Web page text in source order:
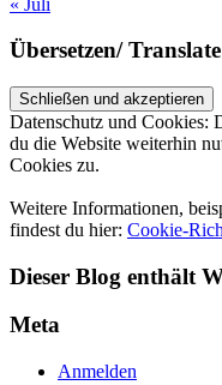
Übersetzen/ Translate
Datenschutz und Cookies:
du die Website weiterhin
Cookies zu.
Weitere Informationen,
findest du hier: Cookie-
Dieser Blog enthält
Meta
Anmelden